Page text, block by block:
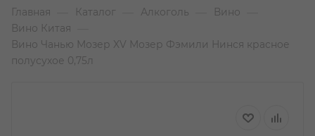
Главная Каталог Алкоголь Вино
Вино Китая
Вино Чанью Мозер XV Мозер Фэмили Нинся красное
полусухое 0,75л